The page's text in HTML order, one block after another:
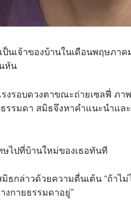
ป็นเจ้าของบ้านในเดือนพฤษภา
หัน
งรอบดวงตาขณะถ่ายเซลฟี่ ภา
ธรรมดา สมิธจึงหาคำแนะนำแ
ไปที่บ้านใหม่ของเธอทันที
ธกล่าวด้วยความตื่นเต้น “ถ้าไ
งกายธรรมดาอยู่”